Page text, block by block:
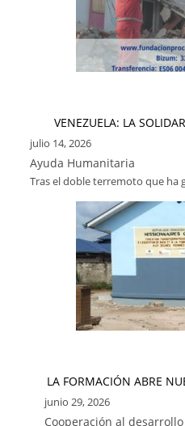
VENEZUELA: LA
julio 14, 2026
Ayuda Humanitaria
Tras el doble terremoto que ha
LA FORMACIÓN ABRE
junio 29, 2026
Cooperación al desarrollo